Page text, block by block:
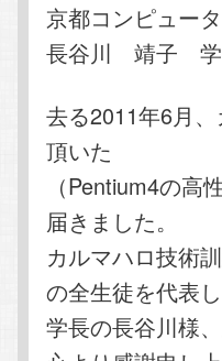
京都コンピュー
長谷川 靖子 学
去る2011年6月
頂いた
（Pentium4の
届きました。
カルマハロ技術
の全生徒を代表し
学長の長谷川様